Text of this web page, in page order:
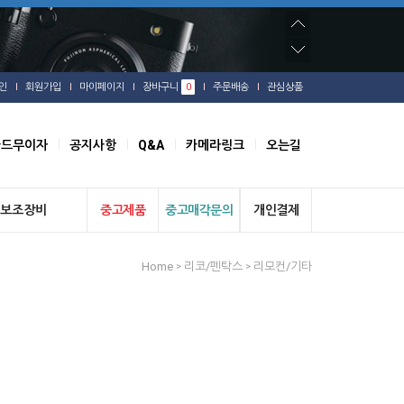
회원가입 마이페이지 장바구니 0 주문배송 관심상품
무이자 공지사항 Q&A 카메라링크 오는길
조장비 중고제품 중고매각문의 개인결제
Home > 리코/펜탁스 > 리모컨/기타